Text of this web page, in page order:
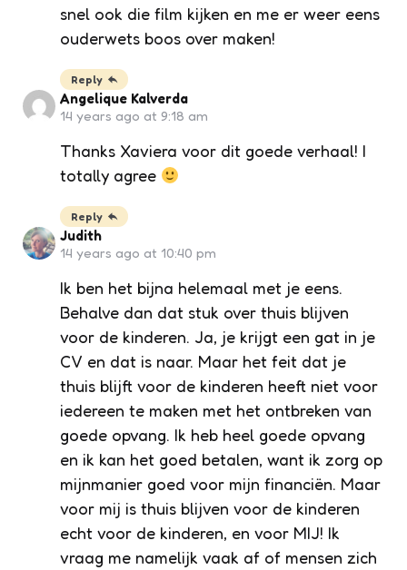
snel ook die film kijken en me er weer eens
ouderwets boos over maken!
Reply
Angelique Kalverda
14 years ago at 9:18 am
Thanks Xaviera voor dit goede verhaal! I
totally agree
Reply
Judith
14 years ago at 10:40 pm
Ik ben het bijna helemaal met je eens.
Behalve dan dat stuk over thuis blijven
voor de kinderen. Ja, je krijgt een gat in je
CV en dat is naar. Maar het feit dat je
thuis blijft voor de kinderen heeft niet voor
iedereen te maken met het ontbreken van
goede opvang. Ik heb heel goede opvang
en ik kan het goed betalen, want ik zorg op
mijnmanier goed voor mijn financiën. Maar
voor mij is thuis blijven voor de kinderen
echt voor de kinderen, en voor MIJ! Ik
vraag me namelijk vaak af of mensen zich